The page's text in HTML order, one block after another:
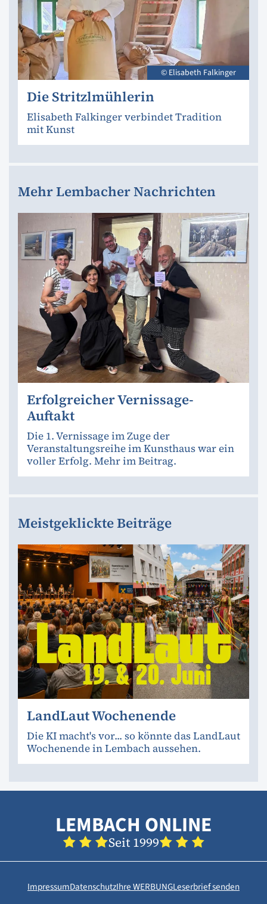
© Elisabeth Falkinger
Die Stritzlmühlerin
Elisabeth Falkinger verbindet Tradition
mit Kunst
Mehr Lembacher Nachrichten
Erfolgreicher Vernissage-
Auftakt
Die 1. Vernissage im Zuge der
Veranstaltungsreihe im Kunsthaus war ein
voller Erfolg. Mehr im Beitrag.
Meistgeklickte Beiträge
LandLaut Wochenende
Die KI macht's vor... so könnte das LandLaut
Wochenende in Lembach aussehen.
LEMBACH ONLINE
Seit 1999
ImpressumDatenschutzIhre WERBUNGLeserbrief senden